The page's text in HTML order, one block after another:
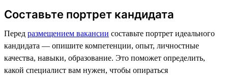
Составьте портрет кандидата
Перед размещением вакансии составьте портрет идеального
кандидата — опишите компетенции, опыт, личностные
качества, навыки, образование. Это поможет определить,
какой специалист вам нужен, чтобы опираться